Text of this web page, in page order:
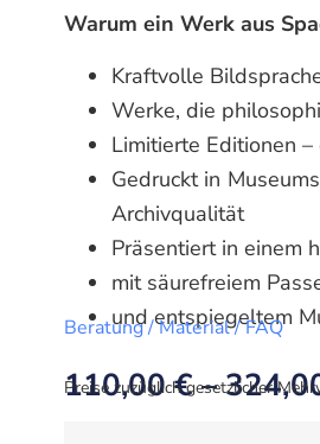
Warum ein Werk aus
Kraftvolle
Werke, die
Limitierte Editionen
Gedruckt in
Archivqualität
Präsentiert in einem
mit säurefreiem
und entspiegeltem
Beratung / Material / FAQ
110,00€–
Preise zuzüglich gesetzlicher